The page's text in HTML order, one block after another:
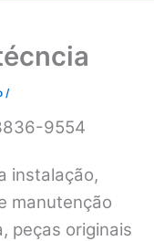
/
9554
instalação,
manutenção
peças originais